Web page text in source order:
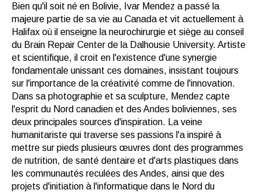
Bien qu'il soit né en Bolivie, Ivar Mendez a passé la
majeure partie de sa vie au Canada et vit actuellement à
Halifax où il enseigne la neurochirurgie et siège au conseil
du Brain Repair Center de la Dalhousie University. Artiste
et scientifique, il croit en l'existence d'une synergie
fondamentale unissant ces domaines, insistant toujours
sur l'importance de la créativité comme de l'innovation.
Dans sa photographie et sa sculpture, Mendez capte
l'esprit du Nord canadien et des Andes boliviennes, ses
deux principales sources d'inspiration. La veine
humanitariste qui traverse ses passions l'a inspiré à
mettre sur pieds plusieurs œuvres dont des programmes
de nutrition, de santé dentaire et d'arts plastiques dans
les communautés reculées des Andes, ainsi que des
projets d'initiation à l'informatique dans le Nord du